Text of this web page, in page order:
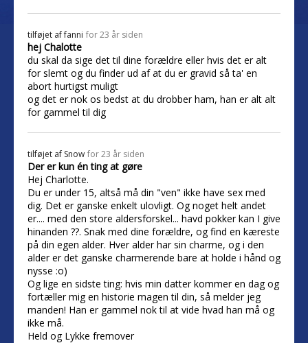
tilføjet affanni for 23 år siden
hej Chalotte
du skal da sige det til dine forældre eller hvis det er alt
for slemt og du finder ud af at du er gravid så ta' en
abort hurtigst muligt
og det er nok os bedst at du drobber ham, han er alt alt
for gammel til dig
tilføjet af Snow for 23 år siden
Der er kun én ting at gøre
Hej Charlotte.
Du er under 15, altså må din "ven" ikke have sex med
dig. Det er ganske enkelt ulovligt. Og noget helt andet
er.... med den store aldersforskel... havd pokker kan I give
hinanden ??. Snak med dine forældre, og find en kæreste
på din egen alder. Hver alder har sin charme, og i den
alder er det ganske charmerende bare at holde i hånd og
nysse :o)
Og lige en sidste ting: hvis min datter kommer en dag og
fortæller mig en historie magen til din, så melder jeg
manden! Han er gammel nok til at vide hvad han må og
ikke må.
Held og Lykke fremover